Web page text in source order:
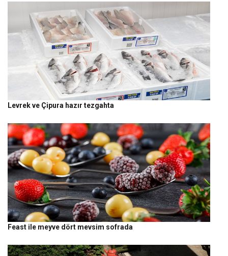
Levrek ve Çipura hazır tezgahta
Feast ile meyve dört mevsim sofrada